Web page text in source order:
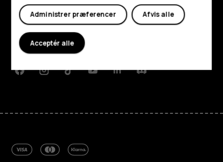
Om
Planet and people
Support
FacebookInstagramTiktokYoutubeLinkedinDiscord
Afvis alle
Administrer præferencer
Acceptér alle